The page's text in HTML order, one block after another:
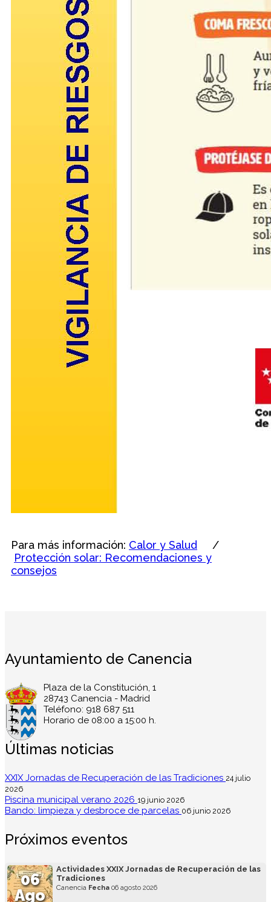
Para más información: Calor y Salud /
Protección solar: Recomendaciones y
consejos
Ayuntamiento de Canencia
Plaza de la Constitución, 1
28743 Canencia - Madrid
Teléfono: 918 687 511
Horario de 08:00 a 15:00 h.
Últimas noticias
XXIX Jornadas de Recuperación de las Tradiciones 24 julio
2026
Piscina municipal verano 2026 19 junio 2026
Bando: limpieza y desbroce de parcelas 06 junio 2026
Próximos eventos
06
Ago
Actividades XXIX Jornadas de Recuperación de las
Tradiciones
Canencia Fecha 06 agosto 2026